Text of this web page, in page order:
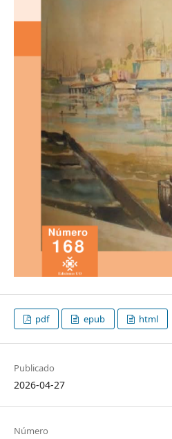
pdf epub html
Publicado
2026-04-27
Número